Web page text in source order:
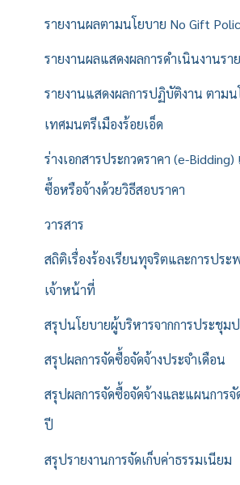
รายงานผลตามนโยบาย No Gift
รายงานผลแสดงผลการดำเนินงานรา
รายงานแสดงผลการปฏิบัติงาน ตามน
เทศมนตรีเมืองร้อยเอ็ด
ร่างเอกสารประกวดราคา (e-Bidding)
ซื้อหรือจ้างด้วยวิธีสอบราคา
วารสาร
สถิติเรื่องร้องเรียนทุจริตและการปร
เจ้าหน้าที่
สรุปนโยบายผู้บริหารจากการประชุม
สรุปผลการจัดซื้อจัดจ้างประจำเดือน
สรุปผลการจัดซื้อจัดจ้างและแผนการ
ปี
สรุปรายงานการจัดเก็บค่าธรรมเนียม